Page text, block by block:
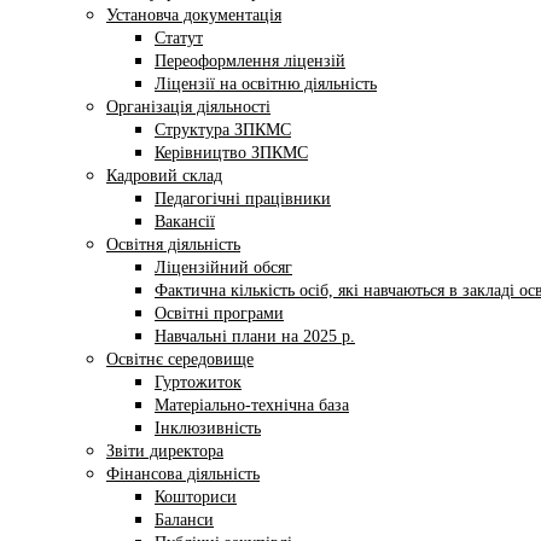
Установча документація
Статут
Переоформлення ліцензій
Ліцензії на освітню діяльність
Організація діяльності
Структура ЗПКМС
Керівництво ЗПКМС
Кадровий склад
Педагогічні працівники
Вакансії
Освітня діяльність
Ліцензійний обсяг
Фактична кількість осіб, які навчаються в закладі
Освітні програми
Навчальні плани на 2025 р.
Освітнє середовище
Гуртожиток
Матеріально-технічна база
Інклюзивність
Звіти директора
Фінансова діяльність
Кошториси
Баланси